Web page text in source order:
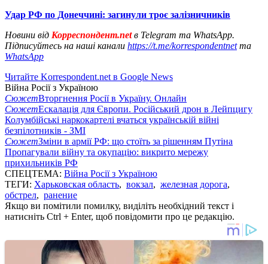
Удар РФ по Донеччині: загинули троє залізничників
Новини від Корреспондент.netв Telegram та WhatsApp.
Підписуйтесь на наші канали https://t.me/korrespondentnetта
WhatsApp
Читайте Korrespondent.net в Google News
Війна Росії з Україною
СюжетВторгнення Росії в Україну. Онлайн
СюжетЕскалація для Європи. Російський дрон в Лейпцигу
Колумбійські наркокартелі вчаться українській війні
безпілотників - ЗМІ
СюжетЗміни в армії РФ: що стоїть за рішенням Путіна
Пропагували війну та окупацію: викрито мережу
прихильників РФ
СПЕЦТЕМА: Війна Росії з Україною
ТЕГИ: Харьковская область, вокзал, железная дорога,
обстрел, ранение
Якщо ви помітили помилку, виділіть необхідний текст і
натисніть Ctrl + Enter, щоб повідомити про це редакцію.